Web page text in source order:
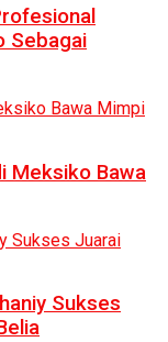
Sebagai
Meksiko Bawa
Sukses